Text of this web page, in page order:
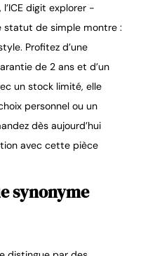
digit explorer -
statut de simple montre :
Profitez d’une
de 2 ans et d’un
un stock limité, elle
personnel ou un
dès aujourd’hui
avec cette pièce
synonyme